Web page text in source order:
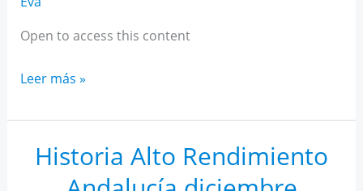
Open to access this content
Historia
Rendimiento
Andalucía
enero
Leer más »
Historia Alto Rendimiento